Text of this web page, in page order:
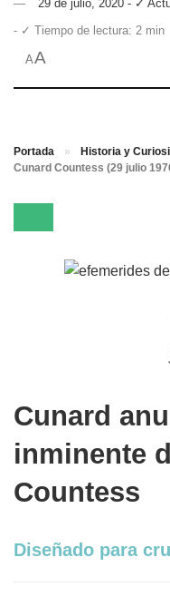
29 de julio, 2020 - ✓
- ✓ Tiempo de lectura: 2 min
AA
Portada » Historia y
Cunard Countess (29 julio
Cunard
inminente
Countess
Diseñado para